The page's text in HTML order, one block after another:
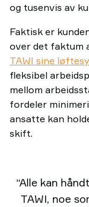
og tusenvis av
Faktisk er
over det faktum
TAWI sine
fleksibel
mellom
fordeler
ansatte kan
skift.
“Alle kan
TAWI, noe